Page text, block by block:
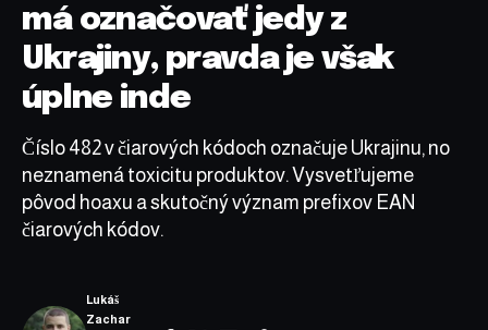
má označovať jedy z
Ukrajiny, pravda je však
úplne inde
Číslo 482 v čiarových kódoch označuje Ukrajinu, no
neznamená toxicitu produktov. Vysvetľujeme
pôvod hoaxu a skutočný význam prefixov EAN
čiarových kódov.
Lukáš
Zachar